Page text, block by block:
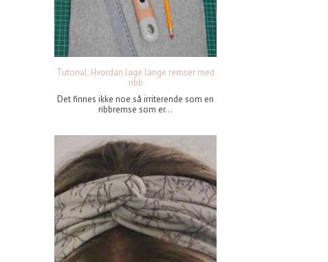
Tutorial: Hvordan lage lange remser med
ribb
Det finnes ikke noe så irriterende som en
ribbremse som er...